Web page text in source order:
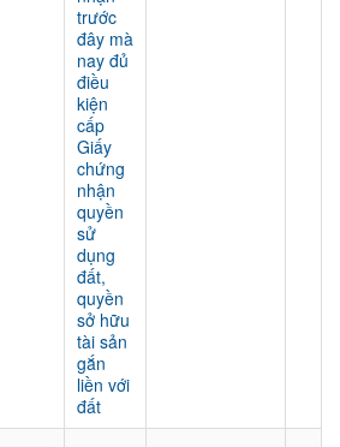
trước
đây mà
nay đủ
điều
kiện
cấp
Giấy
chứng
nhận
quyền
sử
dụng
đất,
quyền
sở hữu
tài sản
gắn
liền với
đất